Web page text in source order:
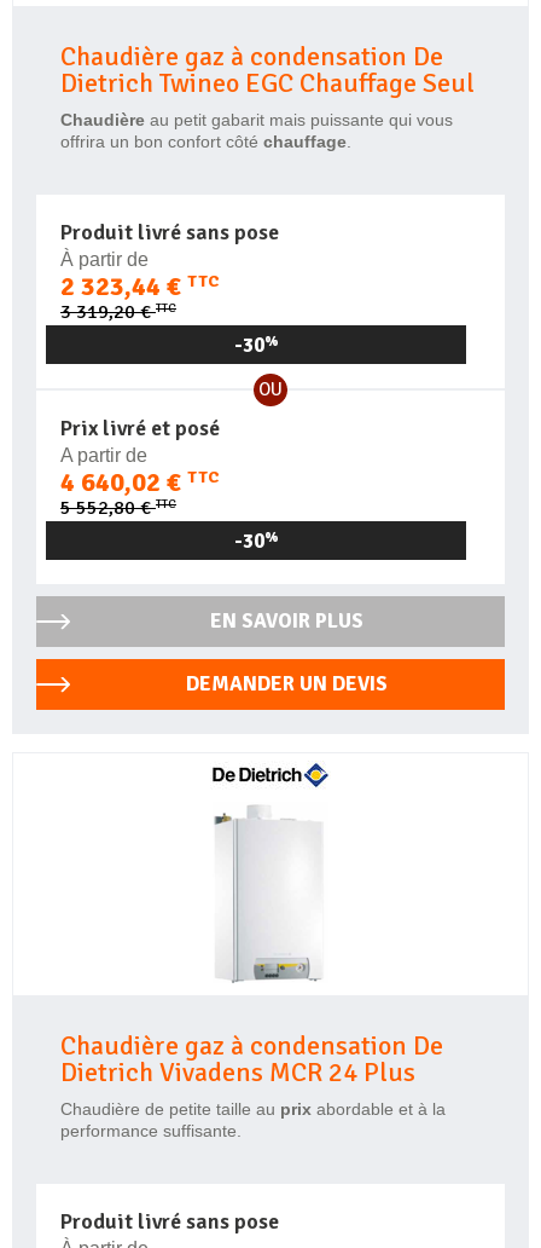
Chaudière gaz à condensation De
Dietrich Twineo EGC Chauffage Seul
Chaudière au petit gabarit mais puissante qui vous
offrira un bon confort côté chauffage.
Produit livré sans pose
À partir de
2 323,44 € TTC
3 319,20 €TTC
-30%
OU
Prix livré et posé
A partir de
4 640,02 € TTC
5 552,80 €TTC
-30%
EN SAVOIR PLUS
DEMANDER UN DEVIS
Chaudière gaz à condensation De
Dietrich Vivadens MCR 24 Plus
Chaudière de petite taille au prix abordable et à la
performance suffisante.
Produit livré sans pose